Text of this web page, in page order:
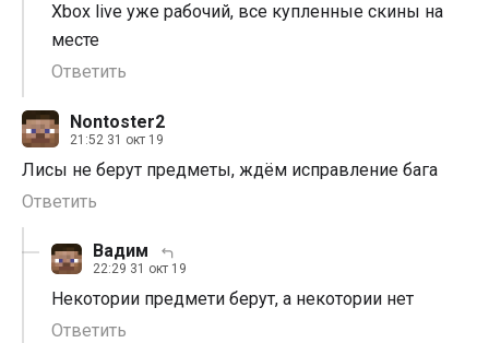
Xbox live уже рабочий, все купленные скины на
месте
Ответить
Nontoster2
21:52 31 окт 19
Лисы не берут предметы, ждём исправление бага
Ответить
Вадим
22:29 31 окт 19
Некотории предмети берут, а некотории нет
Ответить